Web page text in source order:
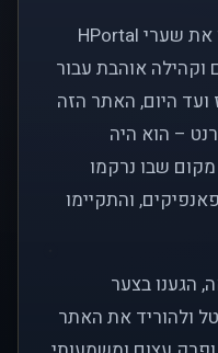
לפני כמעט שני עשורים, פתחנו את שערי HPortal
וקהילה אוהבת עבור
ועד היום, האתר הזה
– הוא היה
מקום שבו נרקמו
והתקיימו
הגענו בצער
ולהוריד את האתר